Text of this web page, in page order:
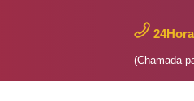
(Chamada